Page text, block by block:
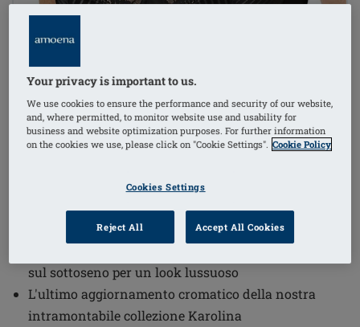
Codice ordine: 44765 Karolina WB
sul sottoseno per un look lussuoso
L'ultimo aggiornamento cromatico della nostra
intramontabile collezione Karolina
Your privacy is important to us.
We use cookies to ensure the performance and security of our website,
and, where permitted, to monitor website use and usability for
business and website optimization purposes. For further information
on the cookies we use, please click on "Cookie Settings". Cookie Policy
Cookies Settings
Reject All Accept All Cookies